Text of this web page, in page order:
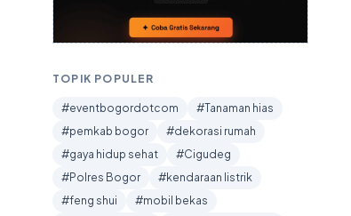
TOPIK POPULER
#eventbogordotcom
#Tanaman hias
#pemkab bogor
#dekorasi rumah
#gaya hidup sehat
#Cigudeg
#Polres Bogor
#kendaraan listrik
#feng shui
#mobil bekas